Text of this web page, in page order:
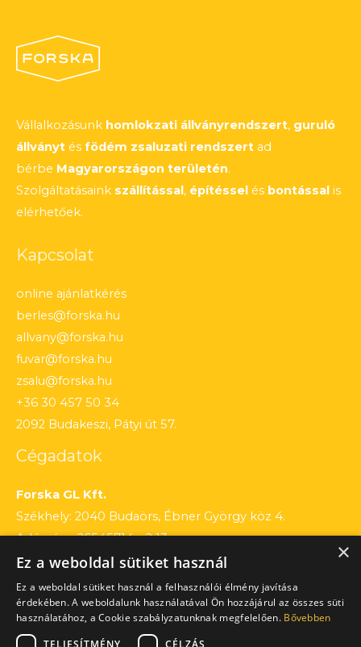
Vállalkozásunk homlokzati állványrendszert, guruló
állványt és födém zsaluzati rendszert ad
bérbe Magyarországon területén.
Szolgáltatásaink szállítással, építéssel és bontással is
elérhetőek.
Kapcsolat
online ajánlatkérés
berles@forska.hu
allvany@forska.hu
fuvar@forska.hu
zsalu@forska.hu
+36 30 457 50 34
2092 Budakeszi, Pátyi út 57.
Cégadatok
Forska GL Kft.
Székhely: 2040 Budaörs, Ébner György köz 4.
Adószám: 26545714 – 2 13
Cégjegyzékszám: 13 – 09 – 195803
Számlaszám: 12010154 – 01660751 – 00100001
×
Ez a weboldal sütiket használ
Ez a weboldal sütiket használ a felhasználói élmény javítása
érdekében. A weboldalunk használatával Ön hozzájárul az összes süti
használatához, a Cookie szabályzatunknak megfelelően. Bővebben
TELJESÍTMÉNY
CÉLZÁS